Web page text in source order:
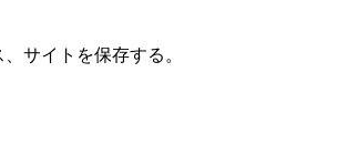
サイトを保存する。